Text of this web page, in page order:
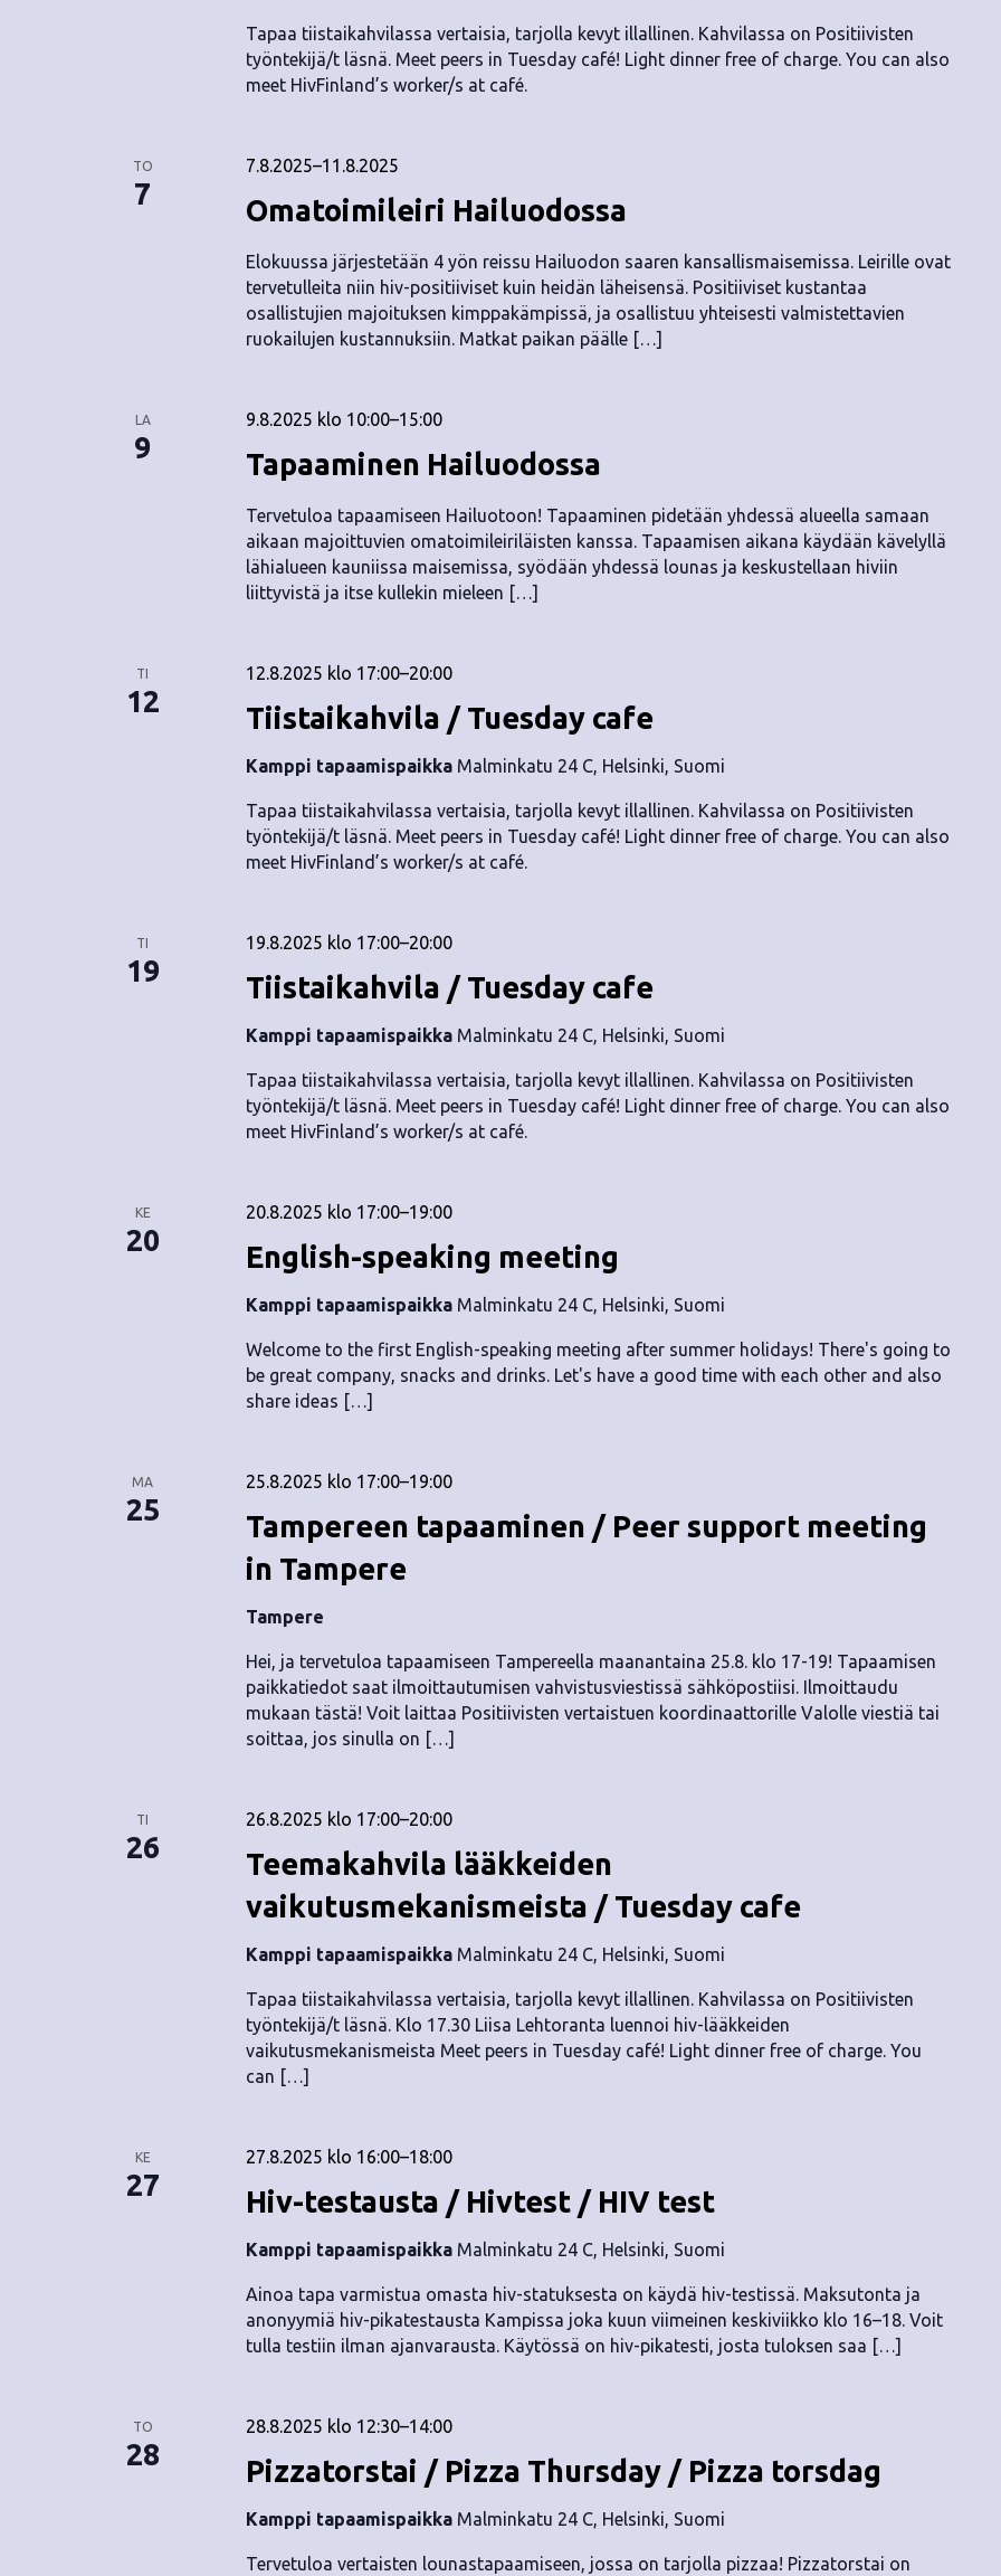
Tapaa tiistaikahvilassa vertaisia, tarjolla kevyt illallinen. Kahvilassa on Positiivisten
työntekijä/t läsnä. Meet peers in Tuesday café! Light dinner free of charge. You can also
meet HivFinland’s worker/s at café.
TO
7 Omatoimileiri Hailuodossa
7.8.2025–11.8.2025
Elokuussa järjestetään 4 yön reissu Hailuodon saaren kansallismaisemissa. Leirille ovat
tervetulleita niin hiv-positiiviset kuin heidän läheisensä. Positiiviset kustantaa
osallistujien majoituksen kimppakämpissä, ja osallistuu yhteisesti valmistettavien
ruokailujen kustannuksiin. Matkat paikan päälle […]
LA
9 Tapaaminen Hailuodossa
9.8.2025 klo 10:00–15:00
Tervetuloa tapaamiseen Hailuotoon! Tapaaminen pidetään yhdessä alueella samaan
aikaan majoittuvien omatoimileiriläisten kanssa. Tapaamisen aikana käydään kävelyllä
lähialueen kauniissa maisemissa, syödään yhdessä lounas ja keskustellaan hiviin
liittyvistä ja itse kullekin mieleen […]
TI
12 Tiistaikahvila / Tuesday cafe
12.8.2025 klo 17:00–20:00
Kamppi tapaamispaikka Malminkatu 24 C, Helsinki, Suomi
Tapaa tiistaikahvilassa vertaisia, tarjolla kevyt illallinen. Kahvilassa on Positiivisten
työntekijä/t läsnä. Meet peers in Tuesday café! Light dinner free of charge. You can also
meet HivFinland’s worker/s at café.
TI
19 Tiistaikahvila / Tuesday cafe
19.8.2025 klo 17:00–20:00
Kamppi tapaamispaikka Malminkatu 24 C, Helsinki, Suomi
Tapaa tiistaikahvilassa vertaisia, tarjolla kevyt illallinen. Kahvilassa on Positiivisten
työntekijä/t läsnä. Meet peers in Tuesday café! Light dinner free of charge. You can also
meet HivFinland’s worker/s at café.
KE
20 English-speaking meeting
20.8.2025 klo 17:00–19:00
Kamppi tapaamispaikka Malminkatu 24 C, Helsinki, Suomi
Welcome to the first English-speaking meeting after summer holidays! There's going to
be great company, snacks and drinks. Let's have a good time with each other and also
share ideas […]
MA
25
Tampereen tapaaminen / Peer support meeting
in Tampere
25.8.2025 klo 17:00–19:00
Tampere
Hei, ja tervetuloa tapaamiseen Tampereella maanantaina 25.8. klo 17-19! Tapaamisen
paikkatiedot saat ilmoittautumisen vahvistusviestissä sähköpostiisi. Ilmoittaudu
mukaan tästä! Voit laittaa Positiivisten vertaistuen koordinaattorille Valolle viestiä tai
soittaa, jos sinulla on […]
TI
26
Teemakahvila lääkkeiden
vaikutusmekanismeista / Tuesday cafe
26.8.2025 klo 17:00–20:00
Kamppi tapaamispaikka Malminkatu 24 C, Helsinki, Suomi
Tapaa tiistaikahvilassa vertaisia, tarjolla kevyt illallinen. Kahvilassa on Positiivisten
työntekijä/t läsnä. Klo 17.30 Liisa Lehtoranta luennoi hiv-lääkkeiden
vaikutusmekanismeista Meet peers in Tuesday café! Light dinner free of charge. You
can […]
KE
27 Hiv-testausta / Hivtest / HIV test
27.8.2025 klo 16:00–18:00
Kamppi tapaamispaikka Malminkatu 24 C, Helsinki, Suomi
Ainoa tapa varmistua omasta hiv-statuksesta on käydä hiv-testissä. Maksutonta ja
anonyymiä hiv-pikatestausta Kampissa joka kuun viimeinen keskiviikko klo 16–18. Voit
tulla testiin ilman ajanvarausta. Käytössä on hiv-pikatesti, josta tuloksen saa […]
TO
28 Pizzatorstai / Pizza Thursday / Pizza torsdag
28.8.2025 klo 12:30–14:00
Kamppi tapaamispaikka Malminkatu 24 C, Helsinki, Suomi
Tervetuloa vertaisten lounastapaamiseen, jossa on tarjolla pizzaa! Pizzatorstai on